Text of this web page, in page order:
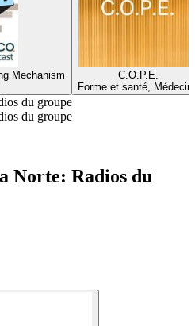
Mechanism
C.O.P.E.
Forme et santé,
du groupe
du groupe
Norte: Radios du